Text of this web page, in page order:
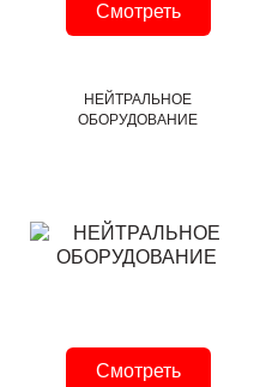
Смотреть
НЕЙТРАЛЬНОЕ
ОБОРУДОВАНИЕ
Смотреть